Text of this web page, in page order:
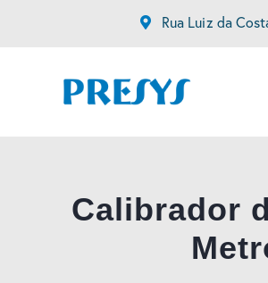
Rua Luiz da
Calibrador